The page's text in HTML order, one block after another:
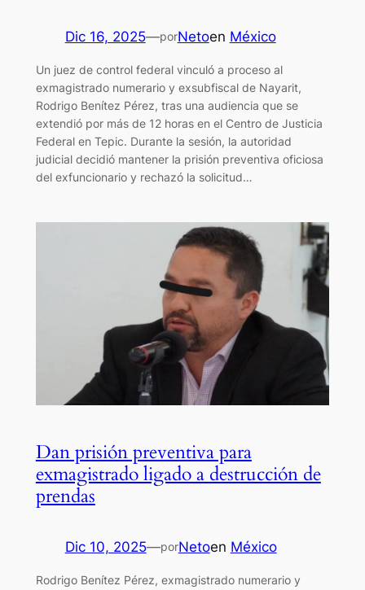
Dic 16, 2025—porNetoen México
Un juez de control federal vinculó a proceso al
exmagistrado numerario y exsubfiscal de Nayarit,
Rodrigo Benítez Pérez, tras una audiencia que se
extendió por más de 12 horas en el Centro de Justicia
Federal en Tepic. Durante la sesión, la autoridad
judicial decidió mantener la prisión preventiva oficiosa
del exfuncionario y rechazó la solicitud…
Dan prisión preventiva para
exmagistrado ligado a destrucción de
prendas
Dic 10, 2025—porNetoen México
Rodrigo Benítez Pérez, exmagistrado numerario y